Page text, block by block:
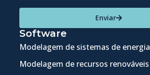
Enviar
Software
Modelagem de sistemas de energia
Modelagem de recursos renováveis